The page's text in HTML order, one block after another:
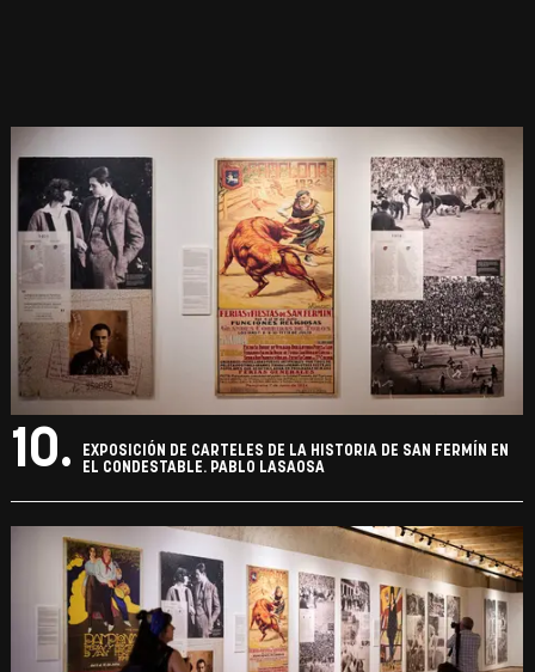
10.
EXPOSICIÓN DE CARTELES DE LA HISTORIA DE SAN FERMÍN EN
EL CONDESTABLE. PABLO LASAOSA